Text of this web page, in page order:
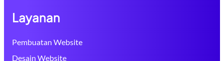
Layanan
Pembuatan Website
Desain Website